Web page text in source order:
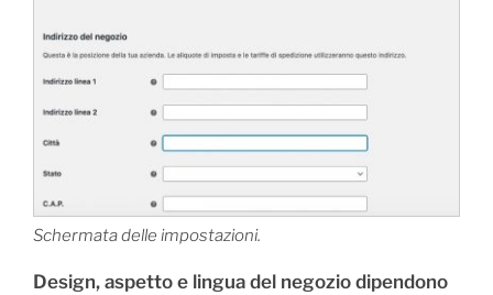
Schermata delle impostazioni.
Design, aspetto e lingua del negozio dipendono